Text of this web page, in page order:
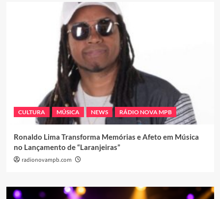
CULTURA MÚSICA NEWS RÁDIO NOVA MPB
Ronaldo Lima Transforma Memórias e Afeto em Música
no Lançamento de “Laranjeiras”
radionovampb.com